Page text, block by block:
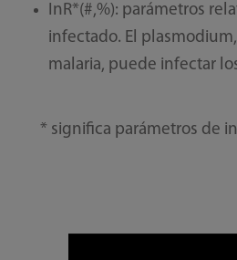
InR*(#,%): parámetros
infectado. El
malaria, puede infectar
* significa parámetros de